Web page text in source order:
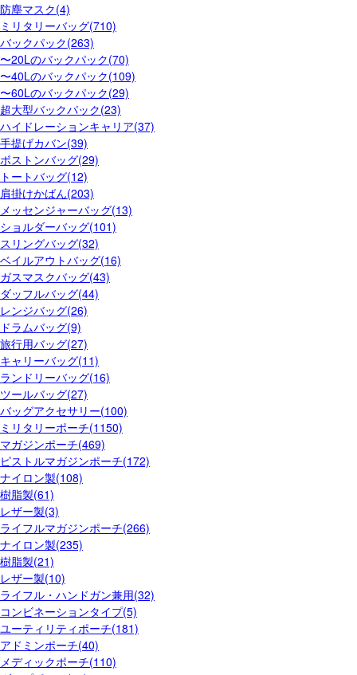
防塵マスク(4)
ミリタリーバッグ(710)
バックパック(263)
〜20Lのバックパック(70)
〜40Lのバックパック(109)
〜60Lのバックパック(29)
超大型バックパック(23)
ハイドレーションキャリア(37)
手提げカバン(39)
ボストンバッグ(29)
トートバッグ(12)
肩掛けかばん(203)
メッセンジャーバッグ(13)
ショルダーバッグ(101)
スリングバッグ(32)
ベイルアウトバッグ(16)
ガスマスクバッグ(43)
ダッフルバッグ(44)
レンジバッグ(26)
ドラムバッグ(9)
旅行用バッグ(27)
キャリーバッグ(11)
ランドリーバッグ(16)
ツールバッグ(27)
バッグアクセサリー(100)
ミリタリーポーチ(1150)
マガジンポーチ(469)
ピストルマガジンポーチ(172)
ナイロン製(108)
樹脂製(61)
レザー製(3)
ライフルマガジンポーチ(266)
ナイロン製(235)
樹脂製(21)
レザー製(10)
ライフル・ハンドガン兼用(32)
コンビネーションタイプ(5)
ユーティリティポーチ(181)
アドミンポーチ(40)
メディックポーチ(110)